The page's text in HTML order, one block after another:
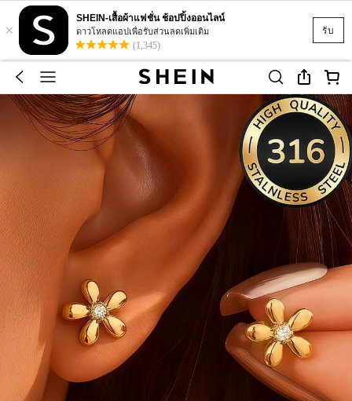
รับ
×
SHEIN-เสื้อผ้าแฟชั่น ช้อปปิ้งออนไลน์
ดาวโหลดแอปเพื่อรับส่วนลดเพิ่มเติม
(1,345)